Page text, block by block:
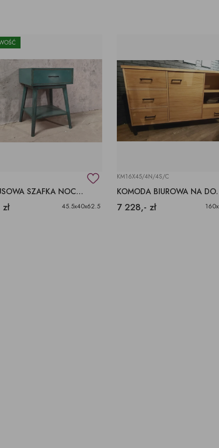
TURKUSOWA SZAFKA NOCNA, STOLKI NOCNY TURKUSOWY Z SZUFLADĄ
45.5x40x62.5
KM16X45/4N/4S/C
7 228,- zł